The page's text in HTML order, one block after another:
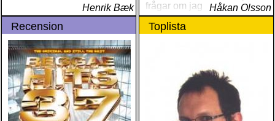
Henrik Bæk
frågar om jag spelar något
instrument
Håkan Olsson
Recension Toplista